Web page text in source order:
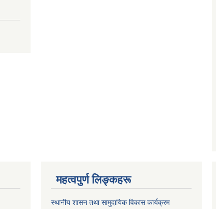
महत्वपुर्ण लिङ्कहरू
स्थानीय शासन तथा सामुदायिक विकास कार्यक्रम